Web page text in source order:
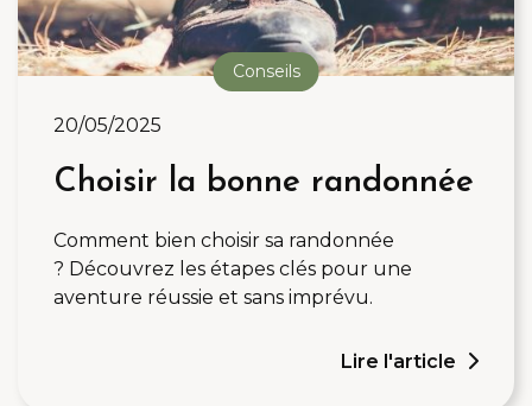
Conseils
20/05/2025
Choisir la bonne randonnée
Comment bien choisir sa randonnée
? Découvrez les étapes clés pour une
aventure réussie et sans imprévu.
Lire l'article